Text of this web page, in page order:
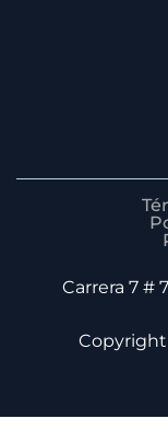
Carrera 7 #
Copyright